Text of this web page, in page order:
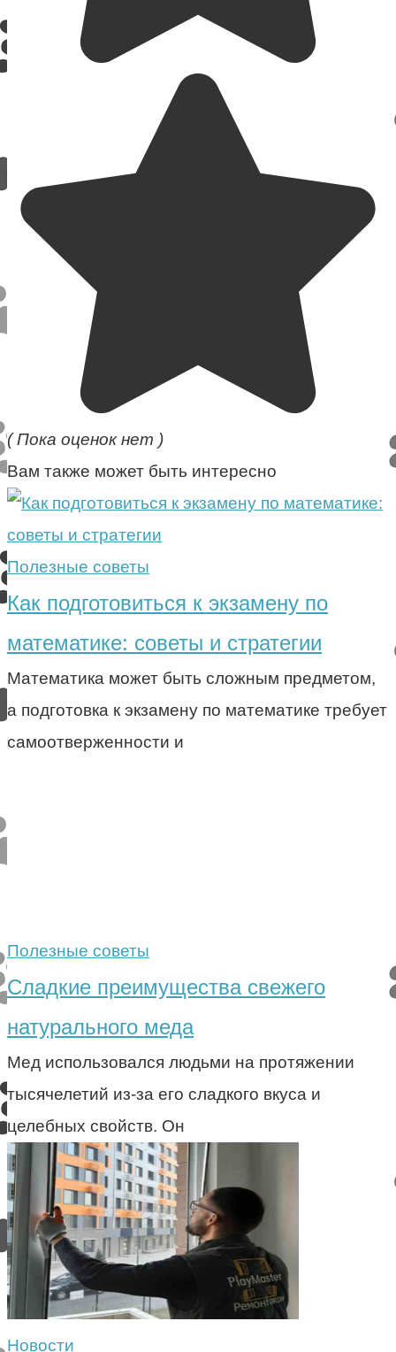
( Пока оценок нет )
Вам также может быть интересно
Полезные советы
Как подготовиться к экзамену по
математике: советы и стратегии
Математика может быть сложным предметом,
а подготовка к экзамену по математике требует
самоотверженности и
Полезные советы
Сладкие преимущества свежего
натурального меда
Мед использовался людьми на протяжении
тысячелетий из-за его сладкого вкуса и
целебных свойств. Он
Новости